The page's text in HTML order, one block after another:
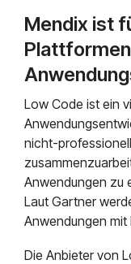
Mendix ist
Low Code ist ein
nicht-
Anwendungen zu
Laut Gartner
Anwendungen
Die Anbieter von